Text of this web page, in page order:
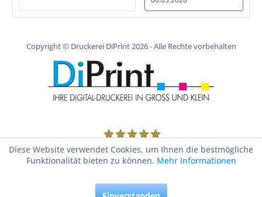
Copyright © Druckerei DiPrint 2026 - Alle Rechte vorbehalten
1805Bewertungen auf ProvenExpert.com
Diese Website verwendet Cookies, um Ihnen die bestmögliche
Funktionalität bieten zu können. Mehr Informationen